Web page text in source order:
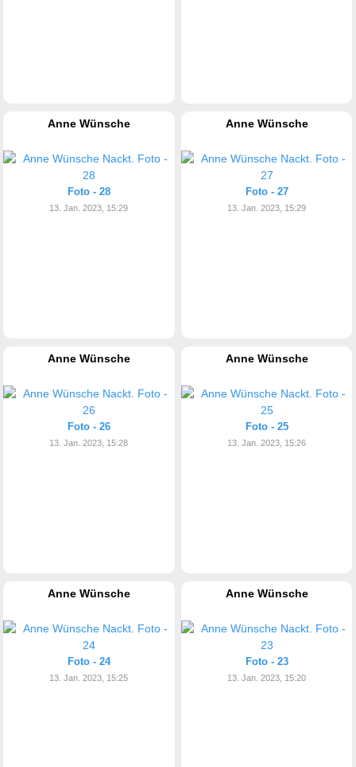
Anne Wünsche
Foto - 28
13. Jan. 2023, 15:29
Anne Wünsche
Foto - 27
13. Jan. 2023, 15:29
Anne Wünsche
Foto - 26
13. Jan. 2023, 15:28
Anne Wünsche
Foto - 25
13. Jan. 2023, 15:26
Anne Wünsche
Foto - 24
13. Jan. 2023, 15:25
Anne Wünsche
Foto - 23
13. Jan. 2023, 15:20